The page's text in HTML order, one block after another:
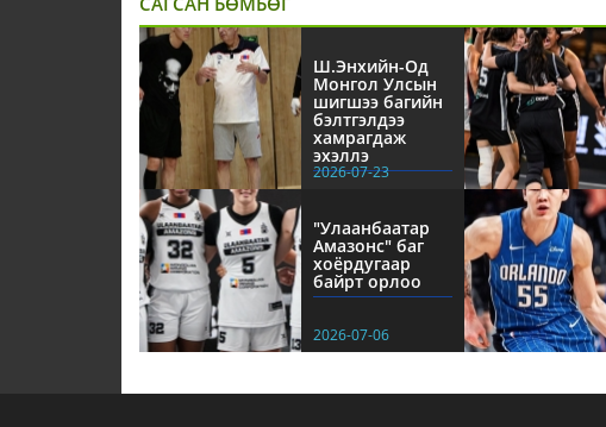
Ш.Энхийн-Од
Монгол Улсын
шигшээ багийн
бэлтгэлдээ
хамрагдаж
эхэллэ
2026-07-23
"Улаанбаатар
Амазонс" баг
хоёрдугаар
байрт орлоо
2026-07-06